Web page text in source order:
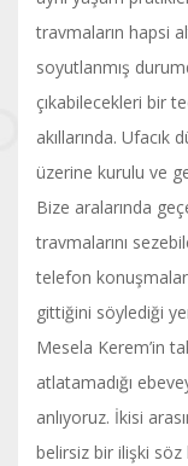
travmaların hapsi
soyutlanmış
çıkabilecekleri bir
akıllarında. Ufacık
üzerine kurulu ve
Bize aralarında
travmalarını
telefon
gittiğini söylediği
Mesela Kerem’in
atlatamadığı
anlıyoruz. İkisi
belirsiz bir ilişki